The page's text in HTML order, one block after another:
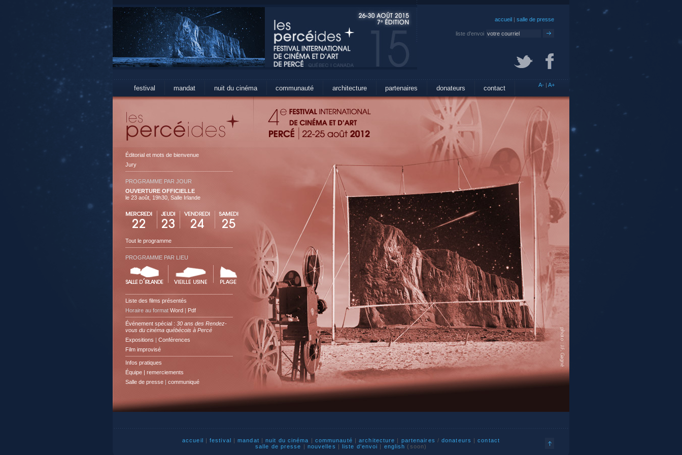
accueil | salle de presse
liste d'envoi
festival mandat nuit du cinéma communauté architecture partenaires donateurs contact A- | A+
Éditorial et mots de bienvenue
Jury
PROGRAMME PAR JOUR
OUVERTURE OFFICIELLE
le 23 août, 19h30, Salle Irlande
Tout le programme
PROGRAMME PAR LIEU
Liste des films présentés
Horaire au format Word | Pdf
Événement spécial : 30 ans des Rendez-
vous du cinéma québécois à Percé
Expositions | Conférences
Film improvisé
Infos pratiques
Équipe | remerciements
Salle de presse | communiqué
accueil |festival |mandat |nuit du cinéma | communauté |architecture | partenaires /donateurs |contact
salle de presse | nouvelles | liste d'envoi | english (soon)